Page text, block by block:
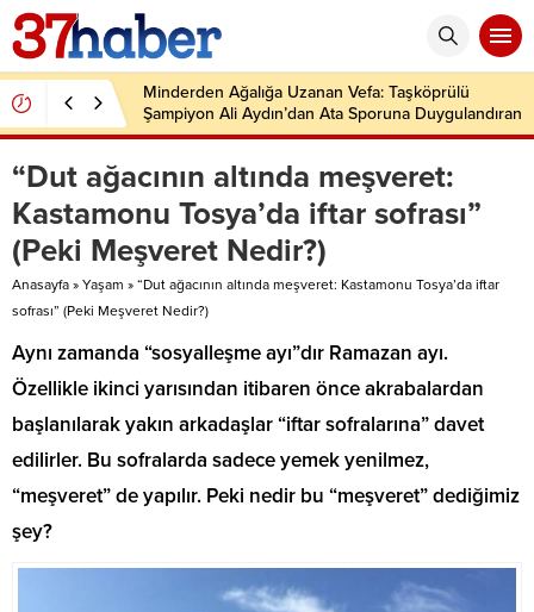
Minderden Ağalığa Uzanan Vefa: Taşköprülü
Şampiyon Ali Aydın’dan Ata Sporuna Duygulandıran
Dönüş
“Dut ağacının altında meşveret:
Kastamonu Tosya’da iftar sofrası”
(Peki Meşveret Nedir?)
Anasayfa » Yaşam » “Dut ağacının altında meşveret: Kastamonu Tosya’da iftar
sofrası” (Peki Meşveret Nedir?)
Aynı zamanda “sosyalleşme ayı”dır Ramazan ayı.
Özellikle ikinci yarısından itibaren önce akrabalardan
başlanılarak yakın arkadaşlar “iftar sofralarına” davet
edilirler. Bu sofralarda sadece yemek yenilmez,
“meşveret” de yapılır. Peki nedir bu “meşveret” dediğimiz
şey?